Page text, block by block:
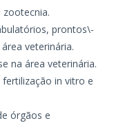
zootecnia.
prontos\-
veterinária.
na área veterinária.
in vitro e
órgãos e